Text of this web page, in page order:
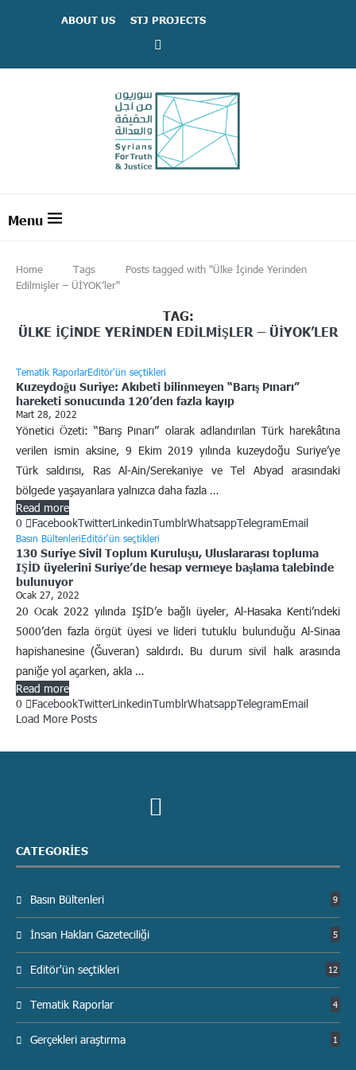
ABOUT US STJ PROJECTS
Home Tags
Posts tagged with "Ülke İçinde Yerinden
Edilmişler – ÜİYOK’ler"
TAG:
ÜLKE İÇINDE YERINDEN EDILMIŞLER – ÜİYOK’LER
Tematik RaporlarEditör'ün seçtikleri
Kuzeydoğu Suriye: Akıbeti bilinmeyen “Barış Pınarı”
hareketi sonucunda 120’den fazla kayıp
Mart 28, 2022
Yönetici Özeti: “Barış Pınarı” olarak adlandırılan Türk harekâtına
verilen ismin aksine, 9 Ekim 2019 yılında kuzeydoğu Suriye’ye
Türk saldırısı, Ras Al-Ain/Serekaniye ve Tel Abyad arasındaki
bölgede yaşayanlara yalnızca daha fazla …
Read more
0
FacebookTwitterLinkedinTumblrWhatsappTelegramEmail
Basın BültenleriEditör'ün seçtikleri
130 Suriye Sivil Toplum Kuruluşu, Uluslararası topluma
IŞİD üyelerini Suriye’de hesap vermeye başlama talebinde
bulunuyor
Ocak 27, 2022
20 Ocak 2022 yılında IŞİD’e bağlı üyeler, Al-Hasaka Kenti’ndeki
5000’den fazla örgüt üyesi ve lideri tutuklu bulunduğu Al-Sinaa
hapishanesine (Ğuveran) saldırdı. Bu durum sivil halk arasında
paniğe yol açarken, akla …
Read more
0
FacebookTwitterLinkedinTumblrWhatsappTelegramEmail
Load More Posts
CATEGORIES
Basın Bültenleri 9
İnsan Hakları Gazeteciliği 5
Editör'ün seçtikleri 12
Tematik Raporlar 4
Gerçekleri araştırma 1